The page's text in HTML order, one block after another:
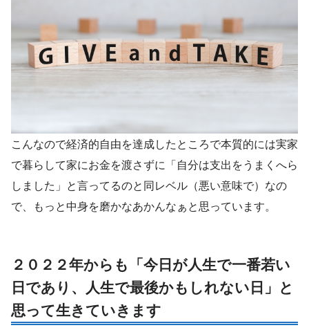
こんなので経済的自由を達成したところで本質的には実家
で暮らして家にお金を渡さずに「自分は支出をうまくへら
しました」と言ってるのと同レベル（悪い意味で）なの
で、もっと中身を磨かなあかんなぁと思っています。
２０２２年からも「今日が人生で一番若い
日であり、人生で最後かもしれない日」と
思って生きていきます